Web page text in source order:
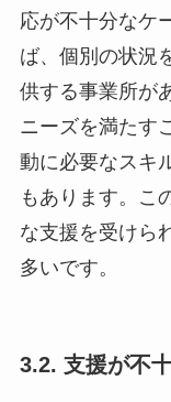
応が不十分なケ
ば、個別の状況
供する事業所が
ニーズを満たす
動に必要なスキ
もあります。こ
な支援を受けら
多いです。
3.2. 支援が不